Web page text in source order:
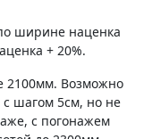
ширине наценка
+ 20%.
2100мм. Возможно
с шагом 5см, но не
с погонажем